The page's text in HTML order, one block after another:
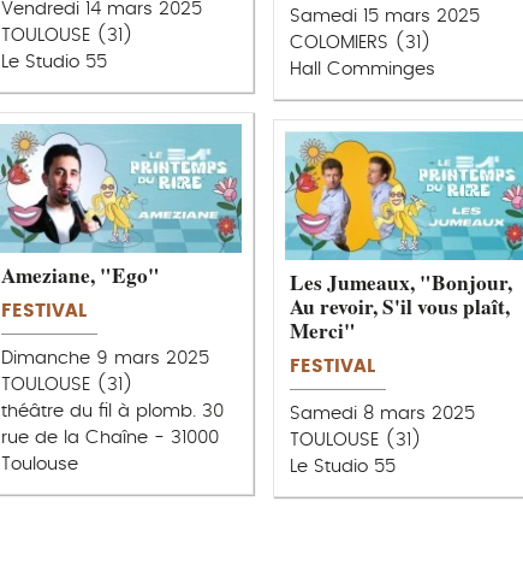
Samedi 15 mars 2025
COLOMIERS (31)
Hall Comminges
Vendredi 14 mars 2025
TOULOUSE (31)
Le Studio 55
Ameziane, "Ego"
FESTIVAL
Dimanche 9 mars 2025
TOULOUSE (31)
théâtre du fil à plomb. 30
rue de la Chaîne - 31000
Toulouse
Les Jumeaux, "Bonjour,
Au revoir, S'il vous plaît,
Merci"
FESTIVAL
Samedi 8 mars 2025
TOULOUSE (31)
Le Studio 55